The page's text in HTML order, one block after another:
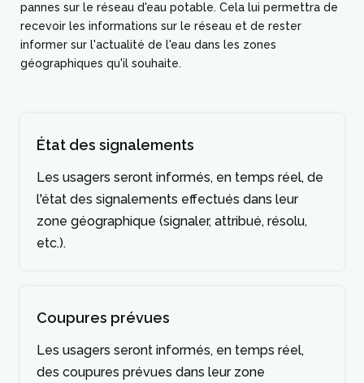
pannes sur le réseau d'eau potable. Cela lui permettra de
recevoir les informations sur le réseau et de rester
informer sur l'actualité de l'eau dans les zones
géographiques qu'il souhaite.
État des signalements
Les usagers seront informés, en temps réel, de
l'état des signalements effectués dans leur
zone géographique (signaler, attribué, résolu,
etc.).
Coupures prévues
Les usagers seront informés, en temps réel,
des coupures prévues dans leur zone